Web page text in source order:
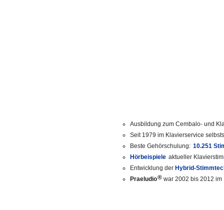
Ausbildung zum Cembalo- und
Seit 1979 im Klavierservice
Beste Gehörschulung: 10.251
Hörbeispiele aktueller
Entwicklung der Hybrid-
Praeludio® war 2002 bis 2012 im